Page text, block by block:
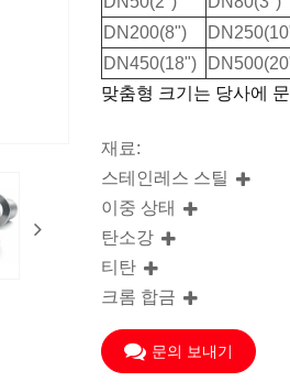
DN200(8")
DN450(18")
맞춤형 크기는 당사에
재료:
스테인레스 스틸
이중 상태
탄소강
티탄
크롬 합금
문의 보내기